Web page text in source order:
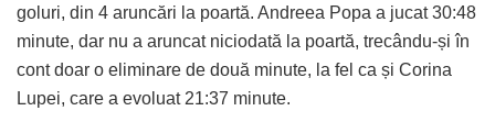
goluri, din 4 aruncări la poartă. Andreea Popa a jucat 30:48
minute, dar nu a aruncat niciodată la poartă, trecându-și în
cont doar o eliminare de două minute, la fel ca și Corina
Lupei, care a evoluat 21:37 minute.